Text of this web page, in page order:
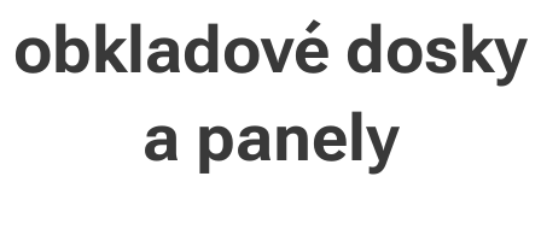
obkladové dosky
a panely